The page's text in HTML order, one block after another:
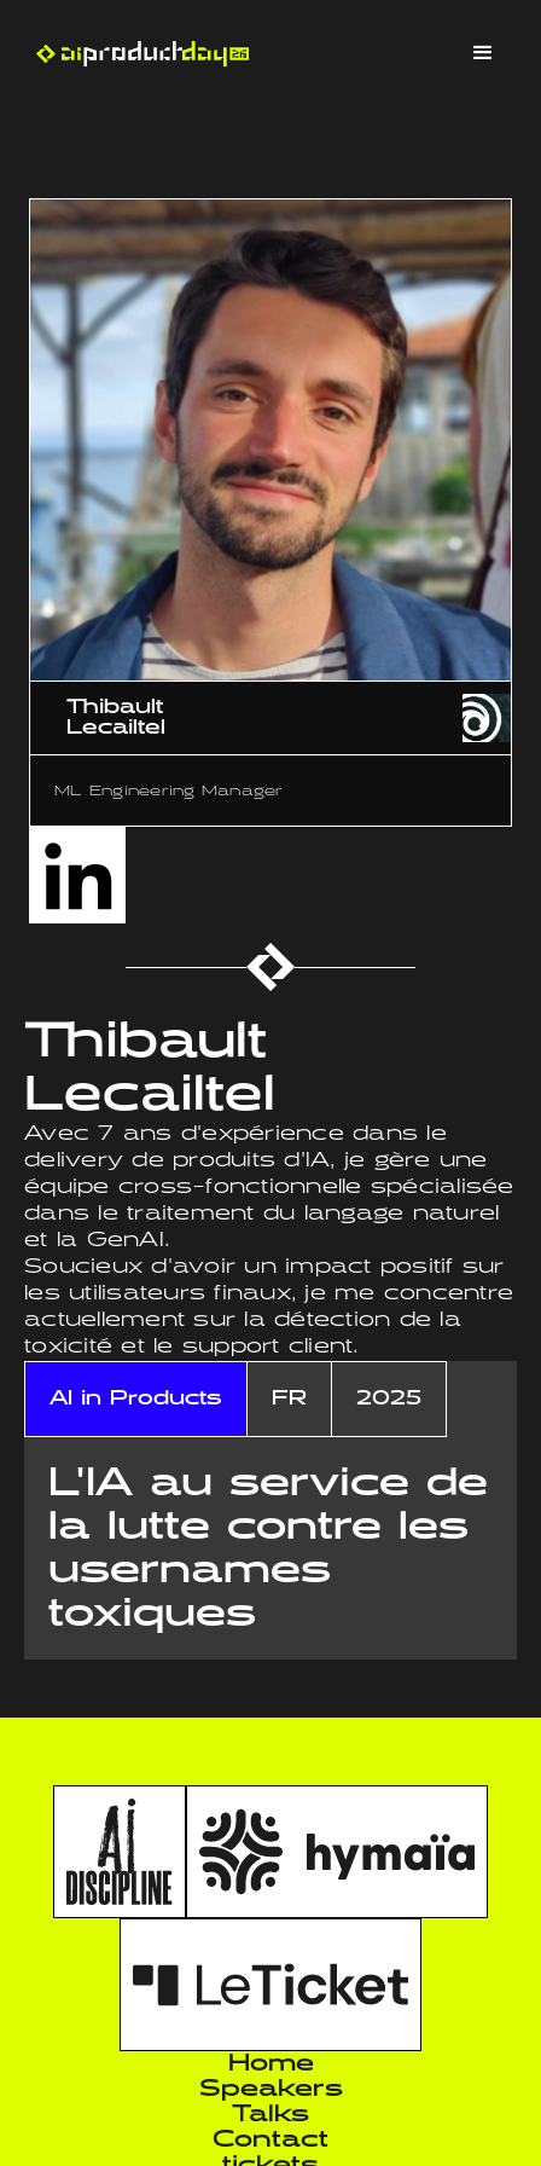
Thibault
Lecailtel
ML Engineering Manager
Thibault
Lecailtel
Avec 7 ans d'expérience dans le
delivery de produits d'IA, je gère une
équipe cross-fonctionnelle spécialisée
dans le traitement du langage naturel
et la GenAI.
Soucieux d'avoir un impact positif sur
les utilisateurs finaux, je me concentre
actuellement sur la détection de la
toxicité et le support client.
AI in Products FR 2025
L'IA au service de
la lutte contre les
usernames
toxiques
Home
Speakers
Talks
Contact